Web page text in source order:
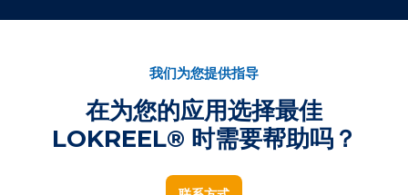
我们为您提供指导
在为您的应用选择最佳
LOKREEL® 时需要帮助吗？